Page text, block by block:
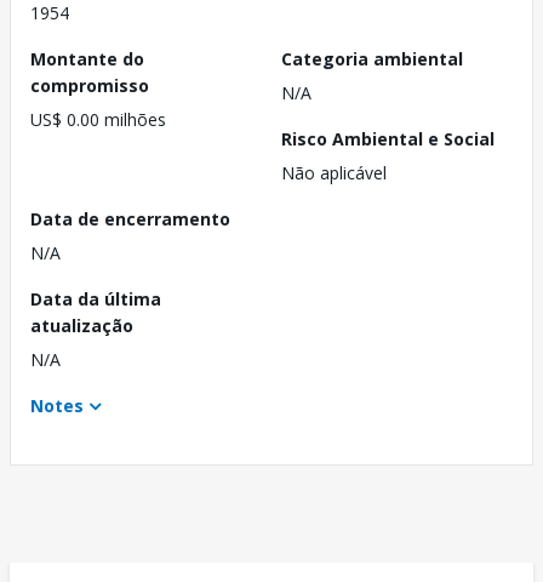
1954
Montante do
compromisso
US$ 0.00 milhões
Categoria ambiental
N/A
Risco Ambiental e Social
Não aplicável
Data de encerramento
N/A
Data da última
atualização
N/A
Notes